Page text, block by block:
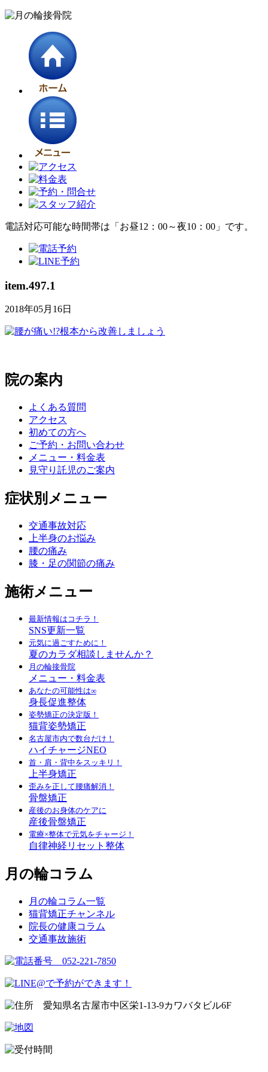
電話対応可能な時間帯は「お昼12：00～夜10：00」です。
item.497.1
2018年05月16日
院の案内
よくある質問
アクセス
初めての方へ
ご予約・お問い合わせ
メニュー・料金表
見守り託児のご案内
症状別メニュー
交通事故対応
上半身のお悩み
腰の痛み
膝・足の関節の痛み
施術メニュー
最新情報はコチラ！
SNS更新一覧
元気に過ごすために！
夏のカラダ相談しませんか？
月の輪接骨院
メニュー・料金表
あなたの可能性は∞
身長促進整体
姿勢矯正の決定版！
猫背姿勢矯正
名古屋市内で数台だけ！
ハイチャージNEO
首・肩・背中をスッキリ！
上半身矯正
歪みを正して腰痛解消！
骨盤矯正
産後のお身体のケアに
産後骨盤矯正
電療×整体で元気をチャージ！
自律神経リセット整体
月の輪コラム
月の輪コラム一覧
猫背矯正チャンネル
院長の健康コラム
交通事故施術